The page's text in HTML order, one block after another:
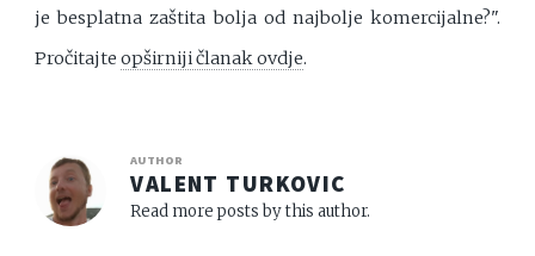
je besplatna zaštita bolja od najbolje komercijalne?".
Pročitajteopširniji članak ovdje.
AUTHOR
VALENT TURKOVIC
Read more posts by this author.